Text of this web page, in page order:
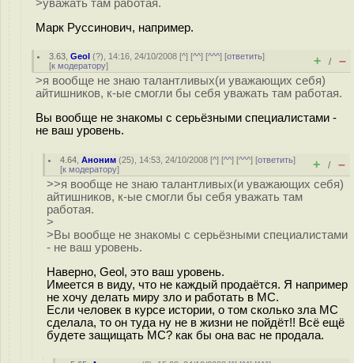
>уважать там работая.
Марк Руссинович, например.
3.63 ,Geol (?), 14:16, 24/10/2008 [^] [^^] [^^^] [ответить]
[к модератору] + / –
>я вообще не знаю талантливых(и уважающих себя)
айтишников, к-ые смогли бы себя уважать там работая.
Вы вообще не знакомы с серьёзными специалистами -
не ваш уровень.
4.64 ,Аноним (25), 14:53, 24/10/2008 [^] [^^] [^^^] [ответить]
[к модератору] + / –
>>я вообще не знаю талантливых(и уважающих себя)
айтишников, к-ые смогли бы себя уважать там
работая.
>
>Вы вообще не знакомы с серьёзными специалистами
- не ваш уровень.
Наверно, Geol, это ваш уровень.
Имеется в виду, что не каждый продаётся. Я например
не хочу делать миру зло и работать в МС.
Если человек в курсе истории, о том сколько зла МС
сделала, то он туда ну не в жизни не пойдёт!! Всё ещё
будете защищать МС? как бы она вас не продала.